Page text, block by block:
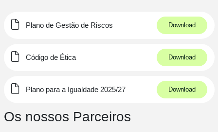
Plano de Gestão de Riscos Download
Código de Ética Download
Plano para a Igualdade 2025/27 Download
Os nossos Parceiros